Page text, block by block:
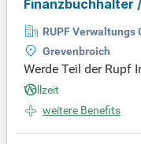
Finanzbuchhalter
RUPF Verwaltungs
Grevenbroich
Werde Teil der Rupf
ovativen,
engagierten
glichkeiten in
aschinenbau.
Vollzeit
weitere Benefits